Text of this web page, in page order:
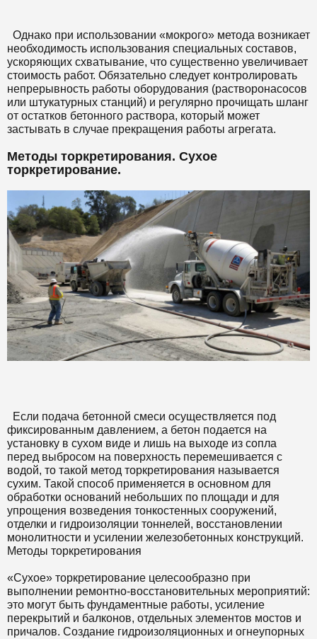
Однако при использовании «мокрого» метода возникает
необходимость использования специальных составов,
ускоряющих схватывание, что существенно увеличивает
стоимость работ. Обязательно следует контролировать
непрерывность работы оборудования (растворонасосов
или штукатурных станций) и регулярно прочищать шланг
от остатков бетонного раствора, который может
застывать в случае прекращения работы агрегата.
Методы торкретирования. Сухое
торкретирование.
Если подача бетонной смеси осуществляется под
фиксированным давлением, а бетон подается на
установку в сухом виде и лишь на выходе из сопла
перед выбросом на поверхность перемешивается с
водой, то такой метод торкретирования называется
сухим. Такой способ применяется в основном для
обработки оснований небольших по площади и для
упрощения возведения тонкостенных сооружений,
отделки и гидроизоляции тоннелей, восстановлении
монолитности и усилении железобетонных конструкций.
Методы торкретирования
«Сухое» торкретирование целесообразно при
выполнении ремонтно-восстановительных мероприятий:
это могут быть фундаментные работы, усиление
перекрытий и балконов, отдельных элементов мостов и
причалов. Создание гидроизоляционных и огнеупорных